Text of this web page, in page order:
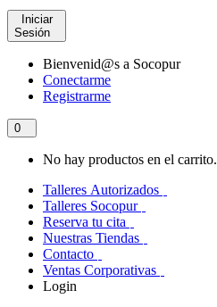
productos
Iniciar
Sesión
Bienvenid@s a Socopur
Conectarme
Registrarme
0
No hay productos en el carrito.
Talleres Autorizados
Talleres Socopur
Reserva tu cita
Nuestras Tiendas
Contacto
Ventas Corporativas
Login